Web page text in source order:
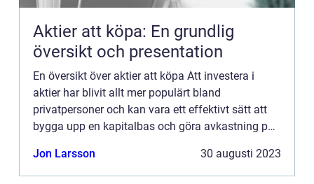
Aktier att köpa: En grundlig
översikt och presentation
En översikt över aktier att köpa Att investera i
aktier har blivit allt mer populärt bland
privatpersoner och kan vara ett effektivt sätt att
bygga upp en kapitalbas och göra avkastning på
aktier är det ...
Jon Larsson 30 augusti 2023